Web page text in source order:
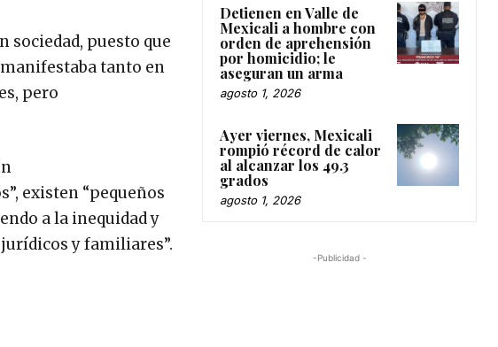
sociedad, puesto que
tanto en
pero
existen “pequeños
a la inequidad y
y familiares”.
Detienen en Valle de
Mexicali a hombre con
orden de aprehensión
por homicidio; le
aseguran un arma
agosto 1, 2026
Ayer viernes, Mexicali
rompió récord de calor
al alcanzar los 49.3
grados
agosto 1, 2026
-Publicidad -